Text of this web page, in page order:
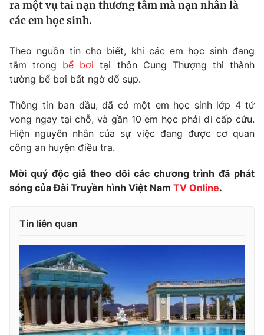
Thế giới
Thế giới đó đây
Kinh tế
Tài chính
Thị trường
Góc doanh nghiệp
Dữ liệu và đời sống
Truyền hình
Phim VTV
Hậu trường
Nhân vật
Giải trí
Điện ảnh
Sao
Đời sống
Chất lượng cuộc sống
Giáo dục
Tuyển sinh
Học trực tuyến
Công nghệ
Hitech Công nghệ tương lai
Sản phẩm
Thị trường
Giao lưu trực tuyến
Lịch phát sóng
ra một vụ tai nạn thương tâm mà nạn nhân là
các em học sinh.
Theo nguồn tin cho biết, khi các em học sinh đang
tắm trong bể bơi tại thôn Cung Thượng thì thành
tường bể bơi bất ngờ đổ sụp.
Thông tin ban đầu, đã có một em học sinh lớp 4 tử
vong ngay tại chỗ, và gần 10 em học phải đi cấp cứu.
Hiện nguyên nhân của sự việc đang được cơ quan
công an huyện điều tra.
Mời quý độc giả theo dõi các chương trình đã phát
sóng của Đài Truyền hình Việt Nam TV Online.
Tin liên quan